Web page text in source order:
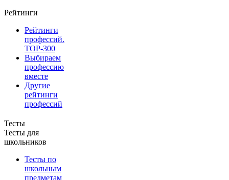
Рейтинги
Рейтинги
профессий.
TOP-300
Выбираем
профессию
вместе
Другие
рейтинги
профессий
Тесты
Тесты для
школьников
Тесты по
школьным
предметам